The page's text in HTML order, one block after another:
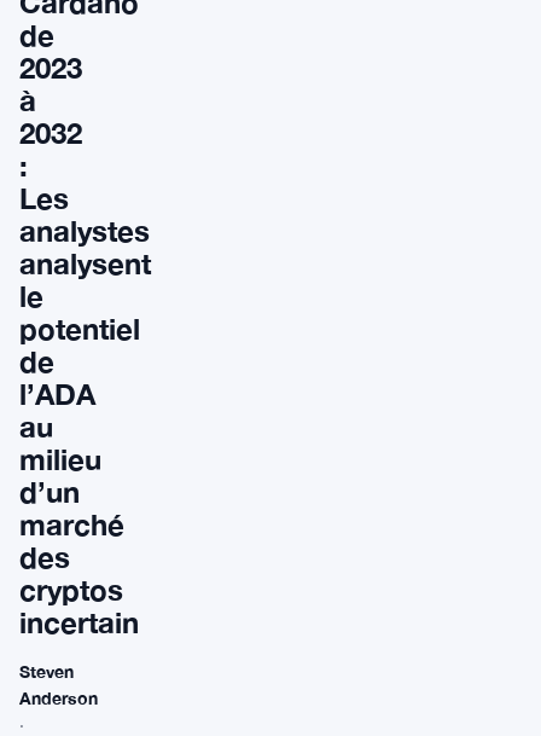
de
2023
à
2032
:
Les
analystes
analysent
le
potentiel
de
l’ADA
au
milieu
d’un
marché
des
cryptos
incertain
Steven
Anderson
·